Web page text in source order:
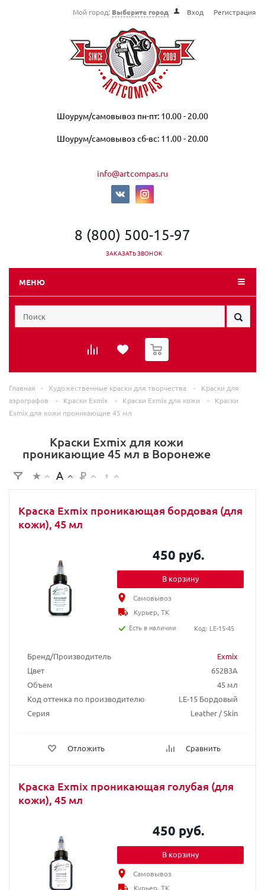
Мой город: Выберите город Вход Регистрация
Шоурум/самовывоз пн-пт: 10.00 - 20.00
Шоурум/самовывоз сб-вс: 11.00 - 20.00
info@artcompas.ru
8 (800) 500-15-97
ЗАКАЗАТЬ ЗВОНОК
МЕНЮ
0
Главная - Художественные краски для творчества -
Краски для
аэрографов
- Краски Exmix - Краски Exmix для кожи -
Краски
Exmix для кожи проникающие 45 мл
Краски Exmix для кожи
проникающие 45 мл в Воронеже
Краска Exmix проникающая бордовая (для
кожи), 45 мл
Бренд/Производитель
Exmix
Цвет
652B3A
Объем
45 мл
Код оттенка по производителю
LE-15 Бордовый
Серия
Leather / Skin
Отложить Сравнить
450 руб.
В корзину
Самовывоз
Курьер, ТК
Есть в наличии
Код: LE-15-45
Краска Exmix проникающая голубая (для
кожи), 45 мл
450 руб.
В корзину
Самовывоз
Курьер, ТК